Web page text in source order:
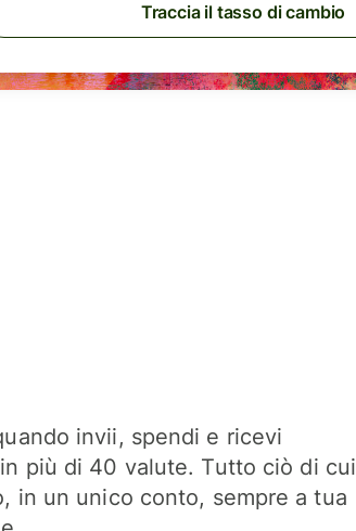
Traccia il tasso di cambio
invii, spendi e ricevi
più di 40 valute. Tutto ciò di cui
in un unico conto, sempre a tua